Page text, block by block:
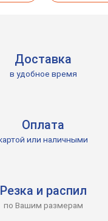
Доставка
в удобное время
Оплата
или наличными
Резка и распил
по Вашим размерам